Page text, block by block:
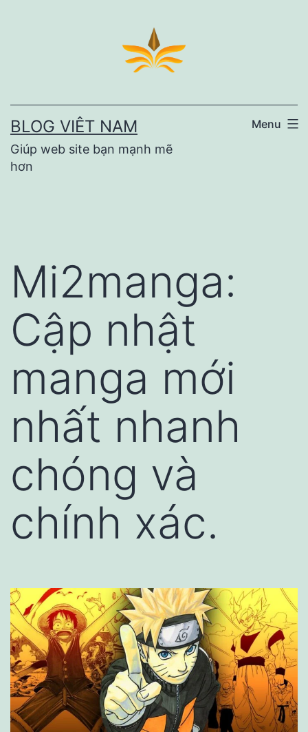
BLOG VIÊT NAM
Giúp web site bạn mạnh mẽ
hơn
Menu
Mi2manga:
Cập nhật
manga mới
nhất nhanh
chóng và
chính xác.